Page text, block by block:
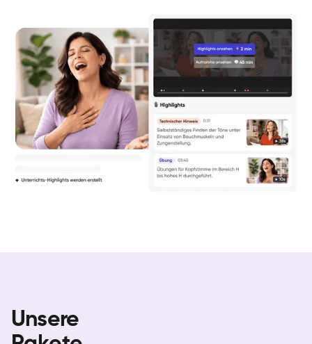
Unsere